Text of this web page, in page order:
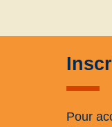
Pour